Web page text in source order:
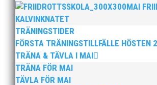
MAI
KALVINKNATET
TRÄNINGSTIDER
FÖRSTA TRÄNINGSTILLFÄLLE HÖSTEN
TRÄNA & TÄVLA I MAI
TRÄNA FÖR MAI
TÄVLA FÖR MAI
från Åbo, 10-11 juni. Till
Hellas, bland de uttagna
– Erika Wärff gjorde
lägre häckar kan det bli
Läs vidare på friidrott.se